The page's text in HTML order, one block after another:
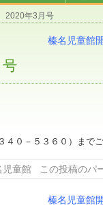
2020年3月号
榛名児童館
０－５３６０）まで
児童館 この投稿のパ
榛名児童館